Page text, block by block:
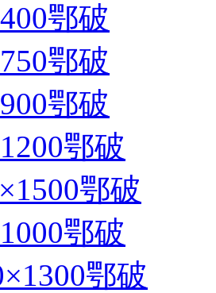
鄂破
鄂破
鄂破
鄂破
鄂破
鄂破
鄂破